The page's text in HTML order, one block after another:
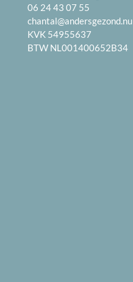
06 24 43 07 55
chantal@andersgezond.nu
KVK 54955637
BTW NL001400652B34